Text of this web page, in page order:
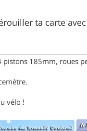
ta carte
pistons 185mm, roues
vélo !